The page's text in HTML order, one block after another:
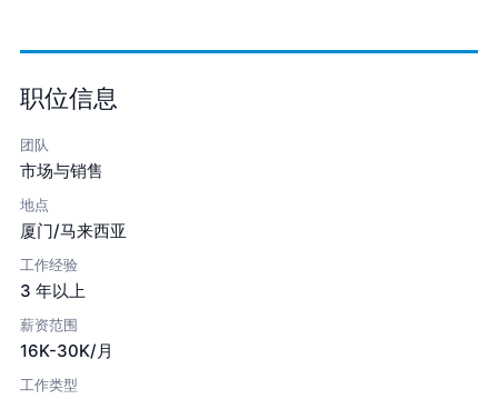
职位信息
团队
市场与销售
地点
厦门/马来西亚
工作经验
3 年以上
薪资范围
16K-30K/月
工作类型